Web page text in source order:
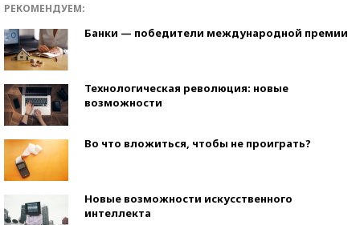
РЕКОМЕНДУЕМ:
Банки — победители международной премии
Технологическая революция: новые
возможности
Во что вложиться, чтобы не проиграть?
Новые возможности искусственного
интеллекта